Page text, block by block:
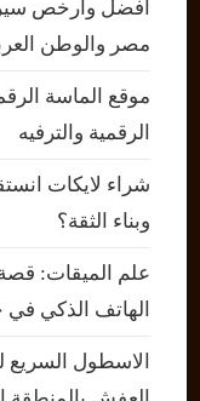
أفضل وأرخص
مصر والوطن
موقع الماسة
الرقمية والترفيه
شراء لايكات
وبناء الثقة؟
علم الميقات:
الهاتف الذكي في
الاسطول السريع